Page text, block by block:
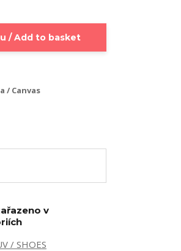
/ Add to basket
/ Canvas
v
/ SHOES